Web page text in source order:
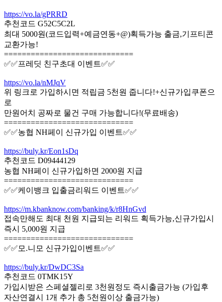
https://vo.la/gPRRD
추천코드 G52C5C2L
최대 5000원(코드입력+예금연동+@)획득가능 출금,기프티콘
교환가능!
=============================
✅✅프레딧 친구초대 이벤트✅✅
https://vo.la/nMJqV
위 링크로 가입하시면 적립금 5천원 줍니다!+신규가입쿠폰으
로
만원어치 공짜로 물건 구매 가능합니다!(무료배송)
=============================
✅✅농협 NH페이 신규가입 이벤트✅✅
https://buly.kr/Eon1sDq
추천코드 D09444129
농협 NH페이 신규가입하면 2000원 지급
=============================
✅✅케이뱅크 입출금리워드 이벤트✅✅
https://m.kbanknow.com/banking/k/r8HnGvd
접속만해도 최대 천원 지급되는 리워드 획득가능,신규가입시
즉시 5,000원 지급
=============================
✅✅모.니모 신규가입이벤트✅✅
https://buly.kr/DwDC3Sa
추천코드 0TMK15Y
가입시받은 스페셜젤리로 3천원정도 즉시출금가능 (가입후
자산연결시 1개 추가 총 5천원이상 출금가능)